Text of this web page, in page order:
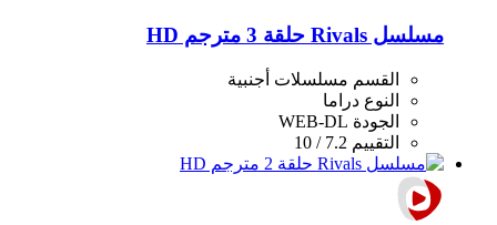
مسلسل Rivals حلقة 3 مترجم HD
القسم مسلسلات أجنبية
النوع دراما
الجودة WEB-DL
التقييم 7.2 / 10